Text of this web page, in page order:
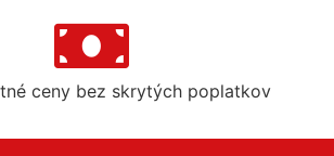
ceny bez skrytých poplatkov